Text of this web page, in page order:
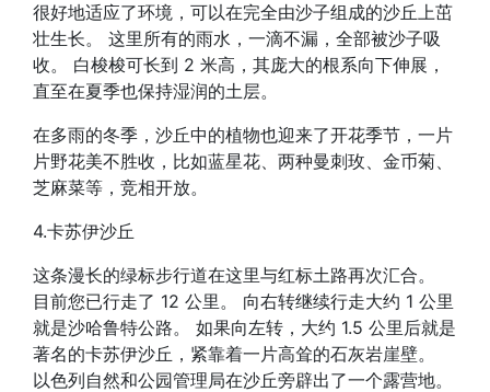
很好地适应了环境，可以在完全由沙子组成的沙丘上茁
壮生长。 这里所有的雨水，一滴不漏，全部被沙子吸
收。 白梭梭可长到 2 米高，其庞大的根系向下伸展，
直至在夏季也保持湿润的土层。
在多雨的冬季，沙丘中的植物也迎来了开花季节，一片
片野花美不胜收，比如蓝星花、两种曼刺玫、金币菊、
芝麻菜等，竞相开放。
4.卡苏伊沙丘
这条漫长的绿标步行道在这里与红标土路再次汇合。
目前您已行走了 12 公里。 向右转继续行走大约 1 公里
就是沙哈鲁特公路。 如果向左转，大约 1.5 公里后就是
著名的卡苏伊沙丘，紧靠着一片高耸的石灰岩崖壁。
以色列自然和公园管理局在沙丘旁辟出了一个露营地。